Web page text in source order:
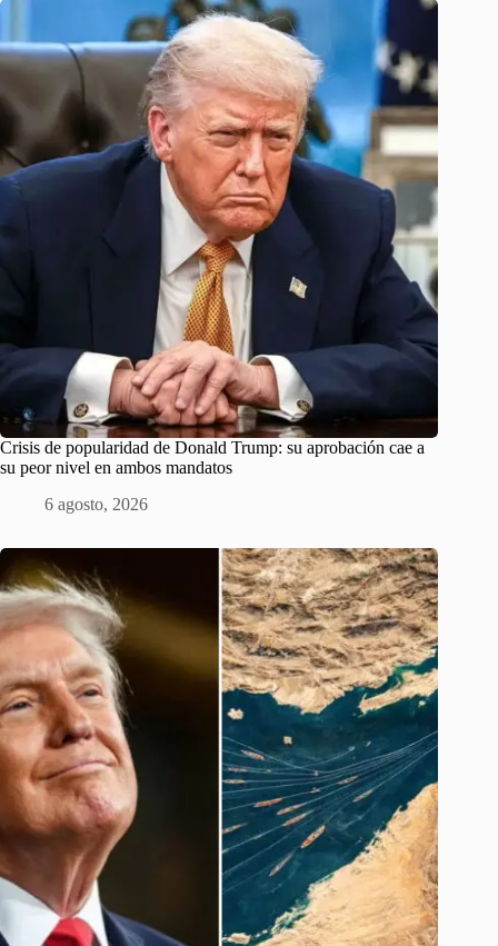
Crisis de popularidad de Donald Trump: su aprobación cae a
su peor nivel en ambos mandatos
6 agosto, 2026